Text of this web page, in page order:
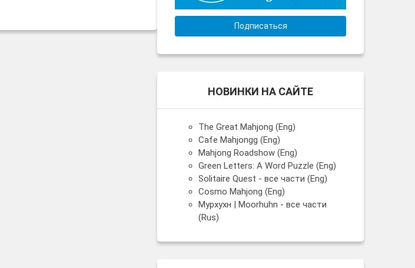
Подписаться
НОВИНКИ НА САЙТЕ
The Great Mahjong (Eng)
Cafe Mahjongg (Eng)
Mahjong Roadshow (Eng)
Green Letters: A Word Puzzle (Eng)
Solitaire Quest - все части (Eng)
Cosmo Mahjong (Eng)
Мурхухн | Moorhuhn - все части
(Rus)